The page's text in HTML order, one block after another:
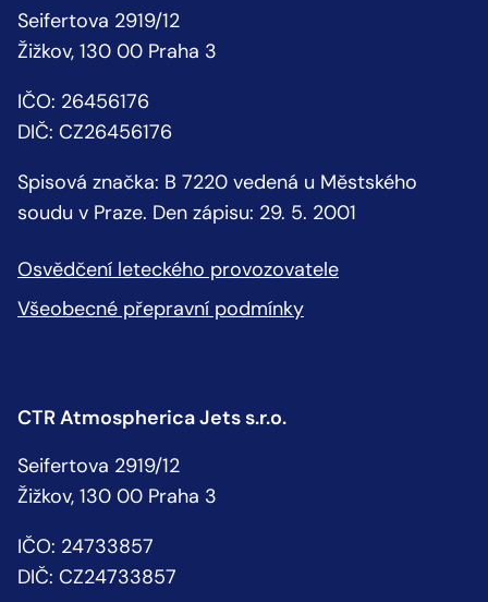
Seifertova 2919/12
Žižkov, 130 00 Praha 3
IČO: 26456176
DIČ: CZ26456176
Spisová značka: B 7220 vedená u Městského
soudu v Praze. Den zápisu: 29. 5. 2001
Osvědčení leteckého provozovatele
Všeobecné přepravní podmínky
CTR Atmospherica Jets s.r.o.
Seifertova 2919/12
Žižkov, 130 00 Praha 3
IČO: 24733857
DIČ: CZ24733857